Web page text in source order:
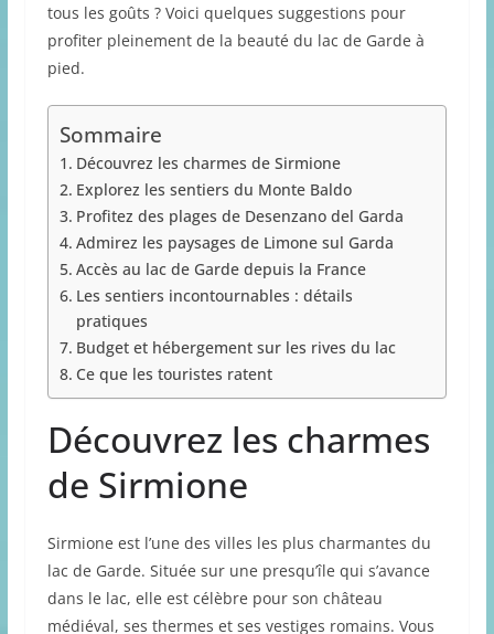
tous les goûts ? Voici quelques suggestions pour
profiter pleinement de la beauté du lac de Garde à
pied.
Sommaire
Découvrez les charmes de Sirmione
Explorez les sentiers du Monte Baldo
Profitez des plages de Desenzano del Garda
Admirez les paysages de Limone sul Garda
Accès au lac de Garde depuis la France
Les sentiers incontournables : détails
pratiques
Budget et hébergement sur les rives du lac
Ce que les touristes ratent
Découvrez les charmes
de Sirmione
Sirmione est l’une des villes les plus charmantes du
lac de Garde. Située sur une presqu’île qui s’avance
dans le lac, elle est célèbre pour son château
médiéval, ses thermes et ses vestiges romains. Vous